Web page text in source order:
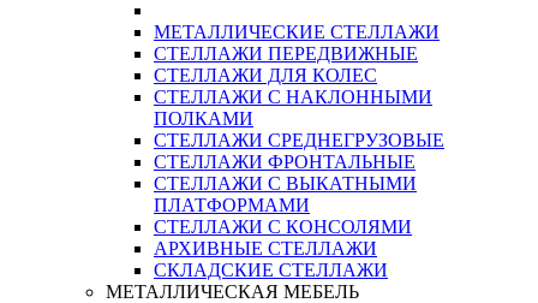
МЕТАЛЛИЧЕСКИЕ СТЕЛЛАЖИ
СТЕЛЛАЖИ ПЕРЕДВИЖНЫЕ
СТЕЛЛАЖИ ДЛЯ КОЛЕС
СТЕЛЛАЖИ С НАКЛОННЫМИ
ПОЛКАМИ
СТЕЛЛАЖИ СРЕДНЕГРУЗОВЫЕ
СТЕЛЛАЖИ ФРОНТАЛЬНЫЕ
СТЕЛЛАЖИ С ВЫКАТНЫМИ
ПЛАТФОРМАМИ
СТЕЛЛАЖИ С КОНСОЛЯМИ
АРХИВНЫЕ СТЕЛЛАЖИ
СКЛАДСКИЕ СТЕЛЛАЖИ
МЕТАЛЛИЧЕСКАЯ МЕБЕЛЬ